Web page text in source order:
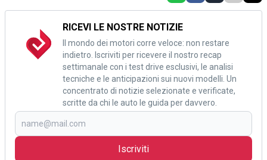
RICEVI LE NOSTRE NOTIZIE
Il mondo dei motori corre veloce: non restare
indietro. Iscriviti per ricevere il nostro recap
settimanale con i test drive esclusivi, le analisi
tecniche e le anticipazioni sui nuovi modelli. Un
concentrato di notizie selezionate e verificate,
scritte da chi le auto le guida per davvero.
Iscriviti